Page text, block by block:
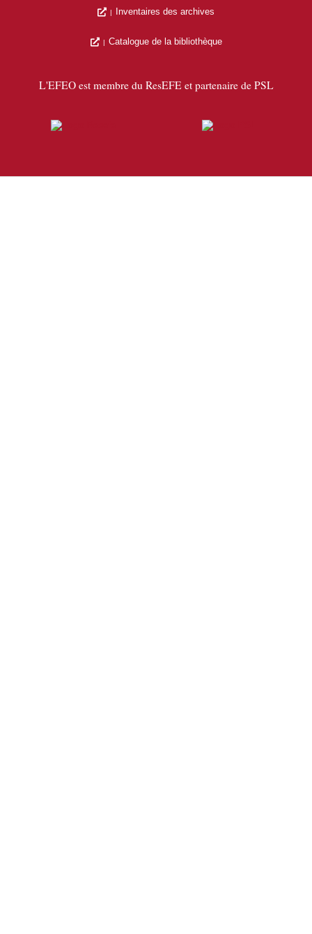
Inventaires des archives
Catalogue de la bibliothèque
L'EFEO est membre du ResEFE et partenaire de PSL